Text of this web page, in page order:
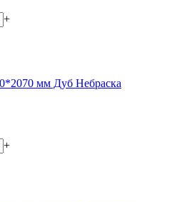
+
мм Дуб Небраска
+